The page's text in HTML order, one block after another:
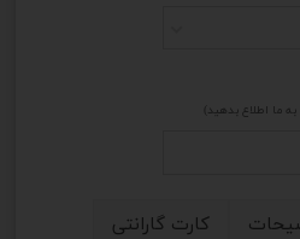
ما اطلاع بدهید)
کارت گارانتی